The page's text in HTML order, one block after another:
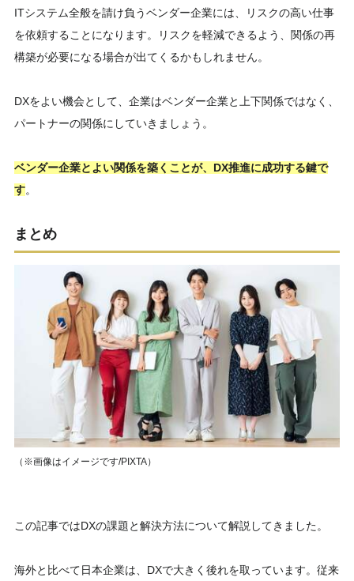
ITシステム全般を請け負うベンダー企業には、リスクの高い仕事
を依頼することになります。リスクを軽減できるよう、関係の再
構築が必要になる場合が出てくるかもしれません。
DXをよい機会として、企業はベンダー企業と上下関係ではなく、
パートナーの関係にしていきましょう。
ベンダー企業とよい関係を築くことが、DX推進に成功する鍵で
す。
まとめ
（※画像はイメージです/PIXTA）
この記事ではDXの課題と解決方法について解説してきました。
海外と比べて日本企業は、DXで大きく後れを取っています。従来